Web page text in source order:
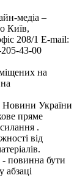
медіа –
Київ,
208/1 E-mail:
43-00
на
Новини України
пряме
.
від
- повинна бути
абзаці